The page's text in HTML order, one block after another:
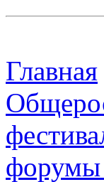
Главная
форумы